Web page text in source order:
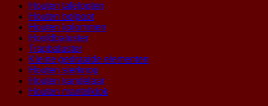
Houten tafelpoten
Houten bolpoot
Houten kolommen
Hoofdbaluster
Trapbaluster
Kleine gedraaide elementen
Houten sierknop
Houten kandelaar
Houten mantelklok